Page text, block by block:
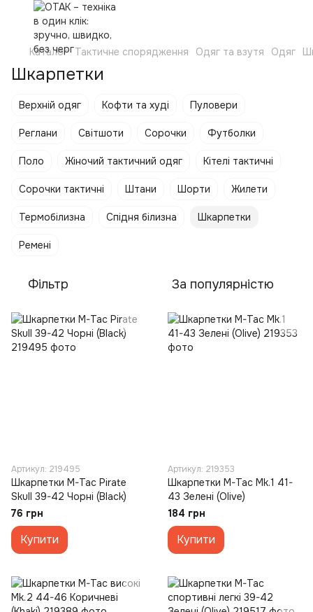
Каталог Тактичне спорядження Одяг та взутя Одяг
Шкарпетки
Верхній одяг Кофти та худі Пуловери
Реглани Світшоти Сорочки Футболки
Поло Жіночий тактичний одяг Кітелі тактичні
Сорочки тактичні Штани Шорти Жилети
Термобілизна Спідня білизна Шкарпетки
Ремені
Фільтр За популярністю
Артикул: 219495
Шкарпетки M-Tac Pirate
Skull 39-42 Чорні (Black)
76 грн
Купити
Артикул: 219353
Шкарпетки M-Tac Mk.1 41-
43 Зелені (Olive)
184 грн
Купити